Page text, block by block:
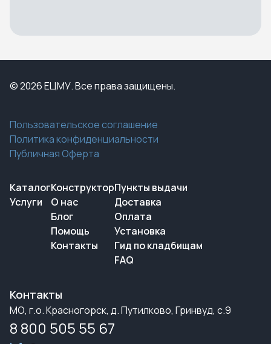
© 2026 ЕЦМУ. Все права защищены.
Пользовательское соглашение
Политика конфиденциальности
Публичная Оферта
Каталог
Услуги
Конструктор
О нас
Блог
Помощь
Контакты
Пункты выдачи
Доставка
Оплата
Установка
Гид по кладбищам
FAQ
Контакты
МО, г.о. Красногорск, д. Путилково, Гринвуд, с.9
8 800 505 55 67